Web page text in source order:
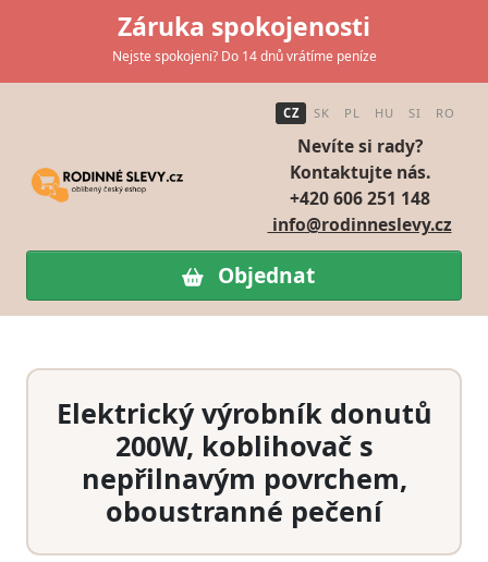
Záruka spokojenosti
Nejste spokojeni? Do 14 dnů vrátíme peníze
CZ SK PL HU SI RO
Nevíte si rady?
Kontaktujte nás.
+420 606 251 148
info@rodinneslevy.cz
Objednat
Elektrický výrobník donutů
200W, koblihovač s
nepřilnavým povrchem,
oboustranné pečení